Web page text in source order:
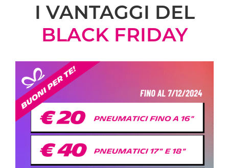
I VANTAGGI DEL
BLACK FRIDAY